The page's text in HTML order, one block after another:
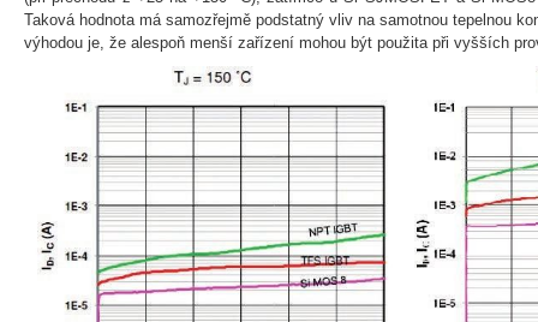
Taková hodnota má samozřejmě podstatný vliv na samotnou tepelnou
výhodou je, že alespoň menší zařízení mohou být použita při vyšších